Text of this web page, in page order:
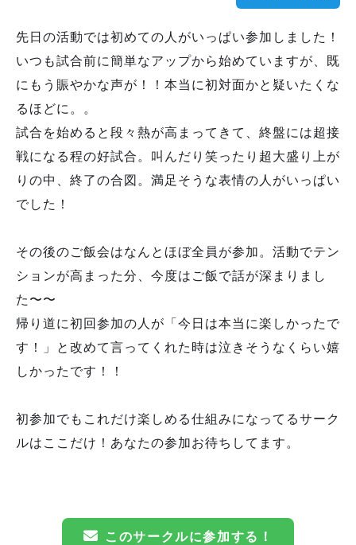
先日の活動では初めての人がいっぱい参加しました！
いつも試合前に簡単なアップから始めていますが、既
にもう賑やかな声が！！本当に初対面かと疑いたくな
るほどに。。
試合を始めると段々熱が高まってきて、終盤には超接
戦になる程の好試合。叫んだり笑ったり超大盛り上が
りの中、終了の合図。満足そうな表情の人がいっぱい
でした！
その後のご飯会はなんとほぼ全員が参加。活動でテン
ションが高まった分、今度はご飯で話が深まりまし
た〜〜
帰り道に初回参加の人が「今日は本当に楽しかったで
す！」と改めて言ってくれた時は泣きそうなくらい嬉
しかったです！！
初参加でもこれだけ楽しめる仕組みになってるサーク
ルはここだけ！あなたの参加お待ちしてます。
このサークルに参加する！